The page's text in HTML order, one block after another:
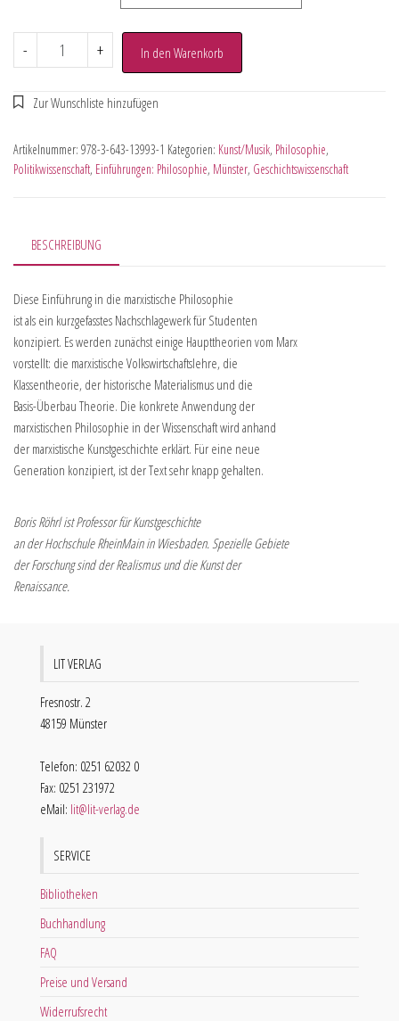
- + In den Warenkorb
Artikelnummer: 978-3-643-13993-1 Kategorien: Kunst/Musik, Philosophie,
Politikwissenschaft, Einführungen: Philosophie, Münster, Geschichtswissenschaft
BESCHREIBUNG
Diese Einführung in die marxistische Philosophie
ist als ein kurzgefasstes Nachschlagewerk für Studenten
konzipiert. Es werden zunächst einige Haupttheorien vom Marx
vorstellt: die marxistische Volkswirtschaftslehre, die
Klassentheorie, der historische Materialismus und die
Basis-Überbau Theorie. Die konkrete Anwendung der
marxistischen Philosophie in der Wissenschaft wird anhand
der marxistische Kunstgeschichte erklärt. Für eine neue
Generation konzipiert, ist der Text sehr knapp gehalten.
Boris Röhrl ist Professor für Kunstgeschichte
an der Hochschule RheinMain in Wiesbaden. Spezielle Gebiete
der Forschung sind der Realismus und die Kunst der
Renaissance.
LIT VERLAG
Fresnostr. 2
48159 Münster
Telefon: 0251 62032 0
Fax: 0251 231972
eMail: lit@lit-verlag.de
SERVICE
Bibliotheken
Buchhandlung
FAQ
Preise und Versand
Widerrufsrecht